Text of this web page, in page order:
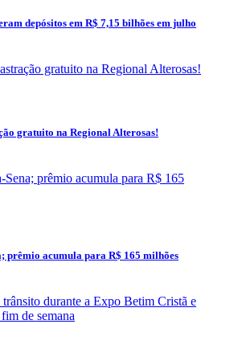
depósitos em R$ 7,15 bilhões em julho
gratuito na Regional Alterosas!
prêmio acumula para R$ 165 milhões